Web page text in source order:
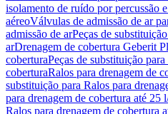
isolamento de ruído por percussão
aéreoVálvulas de admissão de ar
admissão de arPeças de
arDrenagem de cobertura Geberit
coberturaPeças de substituição
coberturaRalos para drenagem de
substituição para Ralos para
para drenagem de cobertura até 25
Ralos para drenagem de cobertura